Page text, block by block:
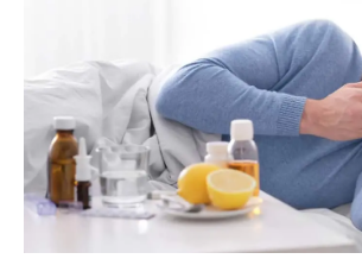
Untuk Bisnis
Untuk Anda
Mengapa Good Doctor
Berita